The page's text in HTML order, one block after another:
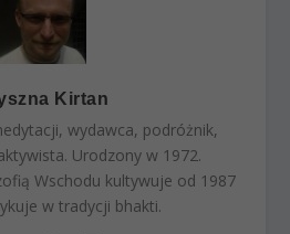
Kirtan
wydawca, podróżnik,
Urodzony w 1972.
Wschodu kultywuje od 1987
w tradycji bhakti.